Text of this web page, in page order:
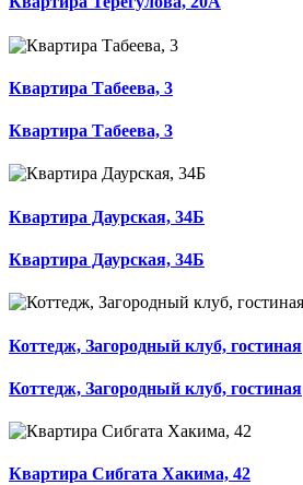
Квартира Табеева, 3
Квартира Табеева, 3
Квартира Даурская, 34Б
Квартира Даурская, 34Б
Коттедж, Загородный клуб, гостиная
Коттедж, Загородный клуб, гостиная
Квартира Сибгата Хакима, 42